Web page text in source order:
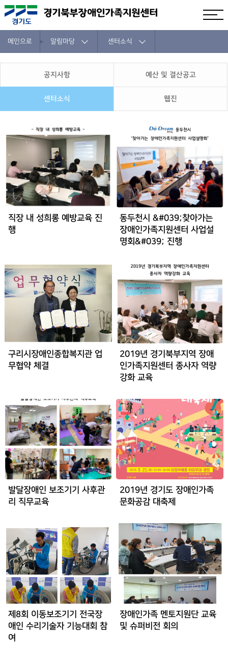
메인으로 알림마당 센터소식
공지사항 예산 및 결산공고
센터소식 웹진
직장 내 성희롱 예방교육 진
행
동두천시 &#039;찾아가는
장애인가족지원센터 사업설
명회&#039; 진행
구리시장애인종합복지관 업
무협약 체결
2019년 경기북부지역 장애
인가족지원센터 종사자 역량
강화 교육
발달장애인 보조기기 사후관
리 직무교육
2019년 경기도 장애인가족
문화공감 대축제
제8회 이동보조기기 전국장
애인 수리기술자 기능대회 참
여
장애인가족 멘토지원단 교육
및 슈퍼비전 회의